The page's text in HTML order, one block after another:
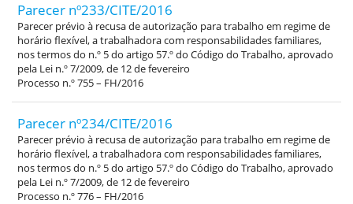
Parecer nº233/CITE/2016
Parecer prévio à recusa de autorização para trabalho em regime de
horário flexível, a trabalhadora com responsabilidades familiares,
nos termos do n.º 5 do artigo 57.º do Código do Trabalho, aprovado
pela Lei n.º 7/2009, de 12 de fevereiro
Processo n.º 755 – FH/2016
Parecer nº234/CITE/2016
Parecer prévio à recusa de autorização para trabalho em regime de
horário flexível, a trabalhadora com responsabilidades familiares,
nos termos do n.º 5 do artigo 57.º do Código do Trabalho, aprovado
pela Lei n.º 7/2009, de 12 de fevereiro
Processo n.º 776 – FH/2016